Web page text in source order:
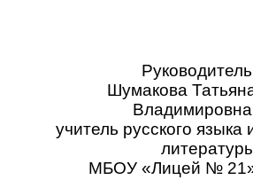
Шумакова
учитель русского языка
МБОУ «Лицей №